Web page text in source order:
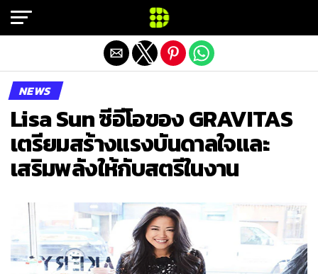
NEWS
Lisa Sun ซีอีโอของ GRAVITAS
เตรียมสร้างแรงบันดาลใจและ
เสริมพลังให้กับสตรีในงาน
Exit mobile version